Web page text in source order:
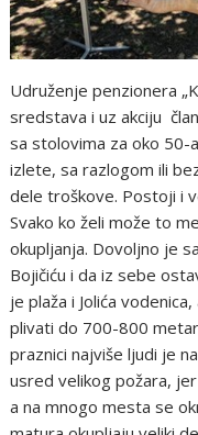
Udruženje penzionera
sredstava i uz akciju
sa stolovima za oko 50-
izlete, sa razlogom ili
dele troškove. Postoji i
Svako ko želi može to
okupljanja. Dovoljno je
Bojičiću i da iz sebe
je plaža i Jolića
plivati do 700-800
praznici najviše ljudi je
usred velikog požara,
a na mnogo mesta se